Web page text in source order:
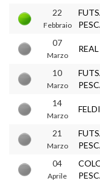
22
Febbraio
07
Marzo
10
Marzo
14
Marzo
21
Marzo
04
Aprile